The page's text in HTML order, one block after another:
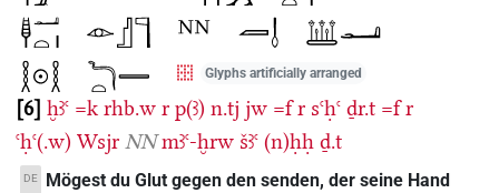
Glyphs artificially arranged
6 ḫꜣꜥ =k rhb.w r p(ꜣ) n.tj jw =f r sꜥḥꜥ ḏr.t =f r
ꜥḥꜥ(.w) Wsjr NN mꜣꜥ-ḫrw šꜣꜥ (n)ḥḥ ḏ.t
DE
Mögest du Glut gegen den senden, der seine Hand